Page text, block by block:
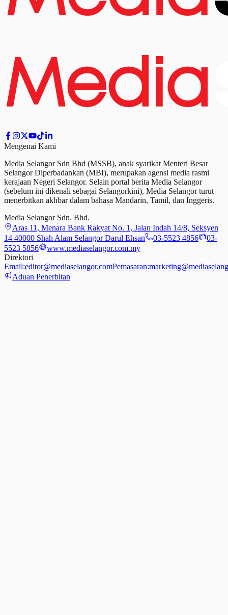
Mengenai Kami
Media Selangor Sdn Bhd (MSSB), anak syarikat Menteri Besar
Selangor Diperbadankan (MBI), merupakan agensi media rasmi
kerajaan Negeri Selangor. Selain portal berita Media Selangor
(sebelum ini dikenali sebagai Selangorkini), Media Selangor turut
menerbitkan akhbar dalam bahasa Mandarin, Tamil, dan Inggeris.
Media Selangor Sdn. Bhd.
Aras 11, Menara Bank Rakyat No. 1, Jalan Indah 14/8, Seksyen
14 40000 Shah Alam Selangor Darul Ehsan
03-5523 4856
03-
5523 5856
www.mediaselangor.com.my
Direktori
Email:editor@mediaselangor.comPemasaran:
Aduan Penerbitan